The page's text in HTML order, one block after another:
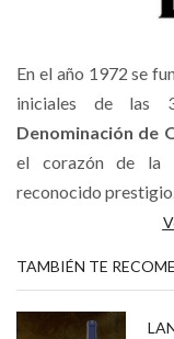
En el año 1972 se
iniciales de las
Denominación de
el corazón de la
reconocido
TAMBIÉN TE